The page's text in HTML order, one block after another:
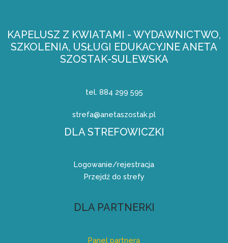
KAPELUSZ Z KWIATAMI - WYDAWNICTWO,
SZKOLENIA, USŁUGI EDUKACYJNE ANETA
SZOSTAK-SULEWSKA
tel. 884 299 595
strefa@anetaszostak.pl
DLA STREFOWICZKI
Logowanie/rejestracja
Przejdź do strefy
DLA PARTNERKI
Panel partnera